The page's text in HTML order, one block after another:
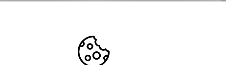
les entreprises spécialisées pour faciliter cette démarche. Faire abattre un
et sûreté du travail bien fait. Bien que de nombreux aspects soient à